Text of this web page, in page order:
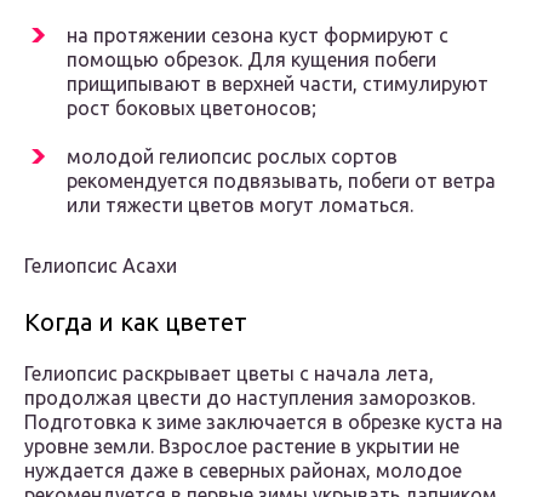
на протяжении сезона куст формируют с
помощью обрезок. Для кущения побеги
прищипывают в верхней части, стимулируют
рост боковых цветоносов;
молодой гелиопсис рослых сортов
рекомендуется подвязывать, побеги от ветра
или тяжести цветов могут ломаться.
Гелиопсис Асахи
Когда и как цветет
Гелиопсис раскрывает цветы с начала лета,
продолжая цвести до наступления заморозков.
Подготовка к зиме заключается в обрезке куста на
уровне земли. Взрослое растение в укрытии не
нуждается даже в северных районах, молодое